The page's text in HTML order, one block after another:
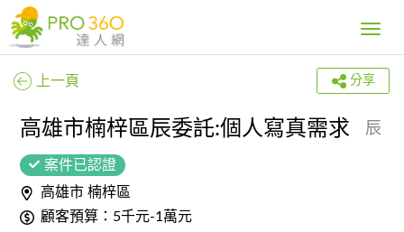
Toggle
上一頁 分享
高雄市楠梓區辰委託:個人寫真需求 辰
案件已認證
高雄市 楠梓區
顧客預算：5千元-1萬元